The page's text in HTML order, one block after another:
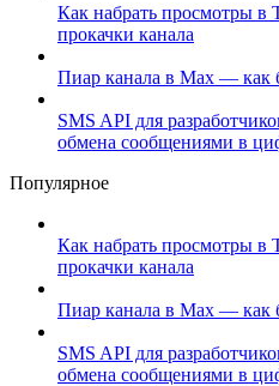
Как набрать просмотры в
прокачки канала
Пиар канала в Max — как
SMS API для
обмена сообщениями в
Популярное
Как набрать просмотры в
прокачки канала
Пиар канала в Max — как
SMS API для
обмена сообщениями в